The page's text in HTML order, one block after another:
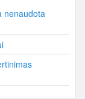
nenaudota